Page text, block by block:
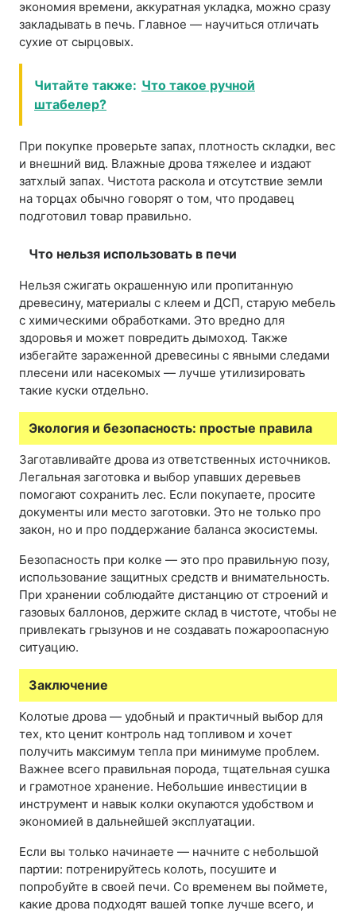
экономия времени, аккуратная укладка, можно сразу
закладывать в печь. Главное — научиться отличать
сухие от сырцовых.
Читайте также: Что такое ручной
штабелер?
При покупке проверьте запах, плотность складки, вес
и внешний вид. Влажные дрова тяжелее и издают
затхлый запах. Чистота раскола и отсутствие земли
на торцах обычно говорят о том, что продавец
подготовил товар правильно.
Что нельзя использовать в печи
Нельзя сжигать окрашенную или пропитанную
древесину, материалы с клеем и ДСП, старую мебель
с химическими обработками. Это вредно для
здоровья и может повредить дымоход. Также
избегайте зараженной древесины с явными следами
плесени или насекомых — лучше утилизировать
такие куски отдельно.
Экология и безопасность: простые правила
Заготавливайте дрова из ответственных источников.
Легальная заготовка и выбор упавших деревьев
помогают сохранить лес. Если покупаете, просите
документы или место заготовки. Это не только про
закон, но и про поддержание баланса экосистемы.
Безопасность при колке — это про правильную позу,
использование защитных средств и внимательность.
При хранении соблюдайте дистанцию от строений и
газовых баллонов, держите склад в чистоте, чтобы не
привлекать грызунов и не создавать пожароопасную
ситуацию.
Заключение
Колотые дрова — удобный и практичный выбор для
тех, кто ценит контроль над топливом и хочет
получить максимум тепла при минимуме проблем.
Важнее всего правильная порода, тщательная сушка
и грамотное хранение. Небольшие инвестиции в
инструмент и навык колки окупаются удобством и
экономией в дальнейшей эксплуатации.
Если вы только начинаете — начните с небольшой
партии: потренируйтесь колоть, посушите и
попробуйте в своей печи. Со временем вы поймете,
какие дрова подходят вашей топке лучше всего, и